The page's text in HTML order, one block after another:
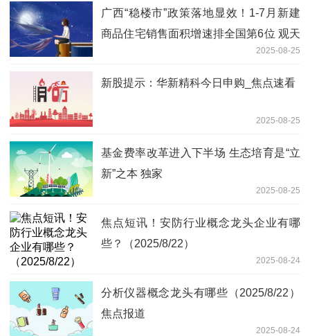
广西“稳楼市”政策落地显效！1-7月新建
商品住宅销售面积增速排全国第6位 观天
2025-08-25
新股提示：华新精科今日申购_焦点速看
2025-08-25
基金费率改革进入下半场 生态培育是“立
新”之本 独家
2025-08-25
焦点短讯！安防行业概念龙头企业有哪
些？（2025/8/22）
2025-08-24
分析仪器概念龙头有哪些（2025/8/22）
焦点报道
2025-08-24